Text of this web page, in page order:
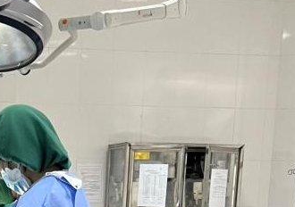
bị y tế
cán bộ
KH & CNTT